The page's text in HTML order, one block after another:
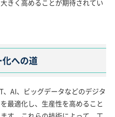
きく高めることが期待されてい
への道
AI、ビッグデータなどのデジタ
最適化し、生産性を高めること